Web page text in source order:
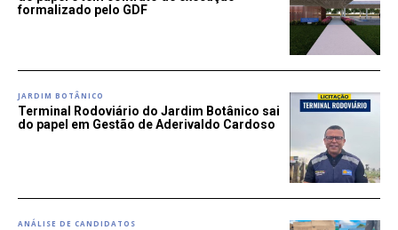
formalizado pelo GDF
JARDIM BOTÂNICO
Terminal Rodoviário do Jardim Botânico sai
do papel em Gestão de Aderivaldo Cardoso
ANÁLISE DE CANDIDATOS